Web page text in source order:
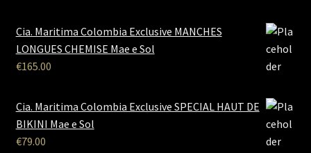
Cia. Maritima Colombia Exclusive MANCHES
LONGUES CHEMISE Mae e Sol
€165.00
Cia. Maritima Colombia Exclusive SPECIAL HAUT DE
BIKINI Mae e Sol
€79.00